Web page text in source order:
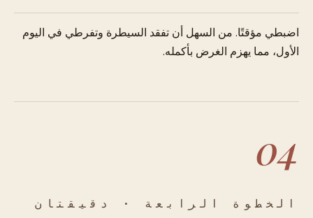
اضبطي مؤقتًا. من السهل أن تفقد السيطرة وتفرطي في اليوم
الأول، مما يهزم الغرض بأكمله.
04
الخطوة الرابعة · دقيقتان